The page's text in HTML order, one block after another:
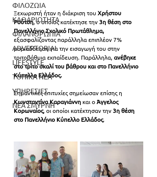
ΦΙΛΟΖΩΙΑ
ΚΑΘΑΡΙΟΤΗΤΑ
ΦΙΛΑΝΘΡΩΠΙΑ
ADVERTORIAL
LIFESTYLE
ΤΟΠΙΚΑ ΝΕΑ
ΥΠΗΡΕΣΙΕΣ
ΝΕΑ ΣΜΥΡΝΗ
Ξεχωριστή ήταν η διάκριση του Χρήστου
Ρούτση, ο οποίος κατέκτησε την 3η θέση στο
Πανελλήνιο Σχολικό Πρωτάθλημα,
εξασφαλίζοντας παράλληλα επιπλέον 7%
μοριοδότηση για την εισαγωγή του στην
τριτοβάθμια εκπαίδευση. Παράλληλα, ανέβηκε
στο τρίτο σκαλί του βάθρου και στο Πανελλήνιο
Κύπελλο Ελλάδος.
Σημαντικές επιτυχίες σημείωσαν επίσης η
Κωνσταντίνα Καραγιάννη και ο Άγγελος
Κορωναίος, οι οποίοι κατέκτησαν την 3η θέση
στο Πανελλήνιο Κύπελλο Ελλάδος.